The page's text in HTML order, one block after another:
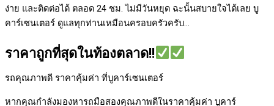
ง่าย และติดต่อได้ ตลอด 24 ชม. ไม่มีวันหยุด ฉะนั้นสบายใจได้เลย บู
คาร์เซนเตอร์ ดูแลทุกท่านเหมือนครอบครัวครับ…
ราคาถูกที่สุดในท้องตลาด!!
รถคุณภาพดี ราคาคุ้มค่า ที่บูคาร์เซนเตอร์
หากคุณกำลังมองหารถมือสองคุณภาพดีในราคาคุ้มค่า บูคาร์